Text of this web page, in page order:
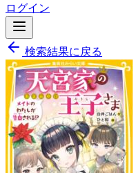
ログイン
検索結果に戻る